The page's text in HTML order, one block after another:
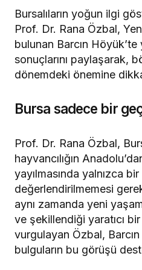
Bursalıların yoğun ilgi
Prof. Dr. Rana Özbal,
bulunan Barcın Höyük’te
sonuçlarını paylaşarak,
dönemdeki önemine
Bursa sadece bir
Prof. Dr. Rana Özbal,
hayvancılığın
yayılmasında yalnızca
değerlendirilmemesi
aynı zamanda yeni
ve şekillendiği yaratıcı
vurgulayan Özbal,
bulguların bu görüşü